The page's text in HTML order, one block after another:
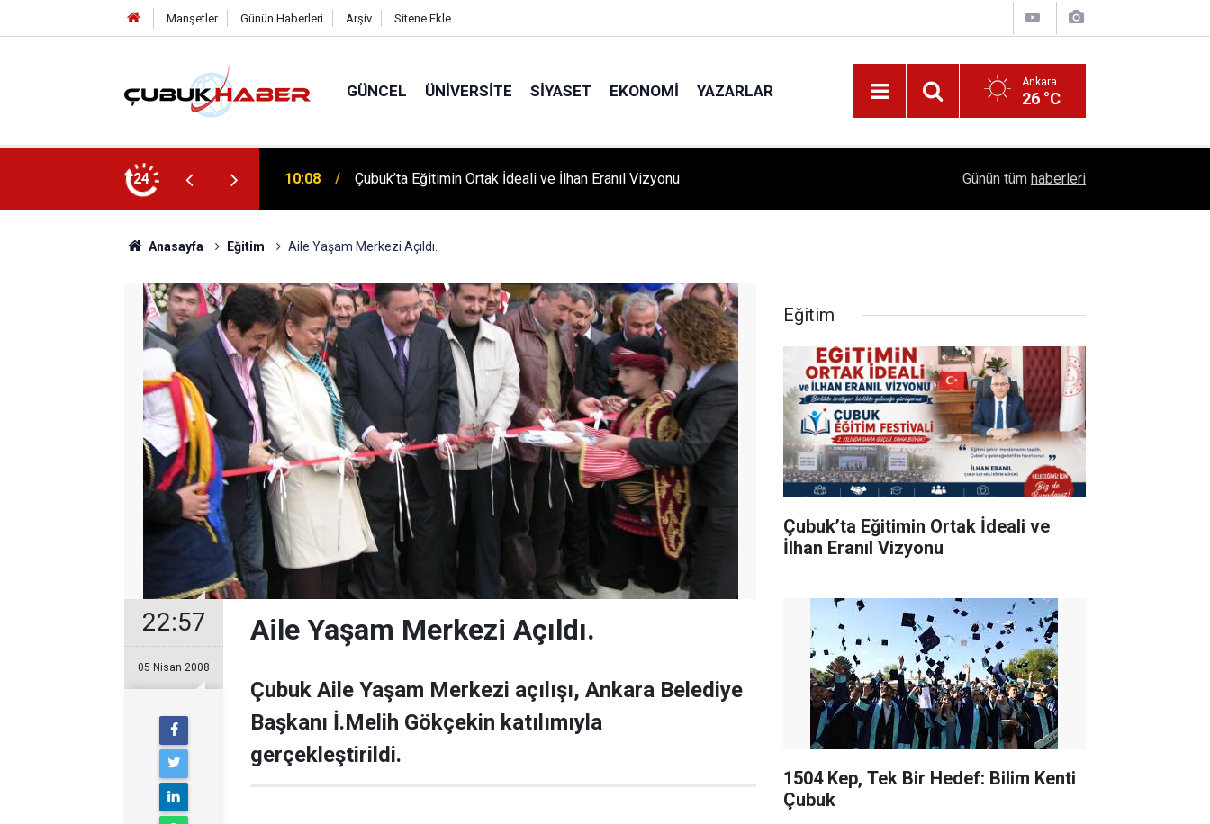
Manşetler Günün Haberleri Arşiv Sitene Ekle
GÜNCEL ÜNIVERSITE SIYASET EKONOMI YAZARLAR Ankara
26 °C
24
Eranıl Vizyonu 12:06 ÇUBUK’TA ‘YAZA MERHABA’ COŞKUSU: Kursiyerler Gönüllerince Eğlendi! 1504 Kep, Tek Bir Hedef: Bilim Kenti Çubuk
Günün tüm haberleri
Anasayfa Eğitim Aile Yaşam Merkezi Açıldı.
22:57
05 Nisan 2008
Aile Yaşam Merkezi Açıldı.
Çubuk Aile Yaşam Merkezi açılışı, Ankara Belediye
Başkanı İ.Melih Gökçekin katılımıyla
gerçekleştirildi.
Eğitim
Çubuk’ta Eğitimin Ortak İdeali ve
İlhan Eranıl Vizyonu
1504 Kep, Tek Bir Hedef: Bilim Kenti
Çubuk